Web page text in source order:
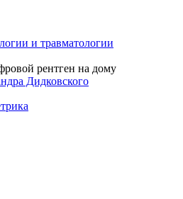
и травматологии
Дидковского